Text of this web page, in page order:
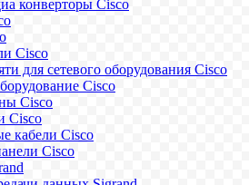
конверторы Cisco
Cisco
для сетевого оборудования Cisco
Cisco
Cisco
Cisco
кабели Cisco
Cisco